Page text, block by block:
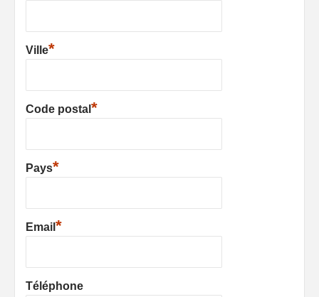
Ville*
Code postal *
Pays*
Email *
Téléphone